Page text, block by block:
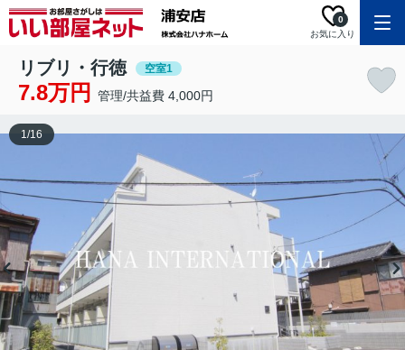
お気に入り
0
リブリ・行徳 空室1
7.8万円 管理/共益費 4,000円
1/16